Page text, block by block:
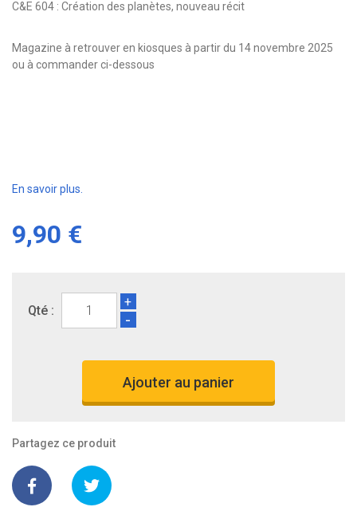
C&E 604 : Création des planètes, nouveau récit
Magazine à retrouver en kiosques à partir du 14 novembre 2025
ou à commander ci-dessous
En savoir plus.
9,90 €
Qté :
+
-
Ajouter au panier
Partagez ce produit